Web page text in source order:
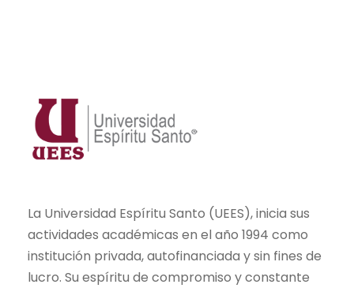
La Universidad Espíritu Santo (UEES), inicia sus
actividades académicas en el año 1994 como
institución privada, autofinanciada y sin fines de
lucro. Su espíritu de compromiso y constante